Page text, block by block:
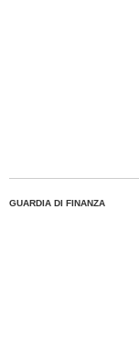
GUARDIA DI FINANZA